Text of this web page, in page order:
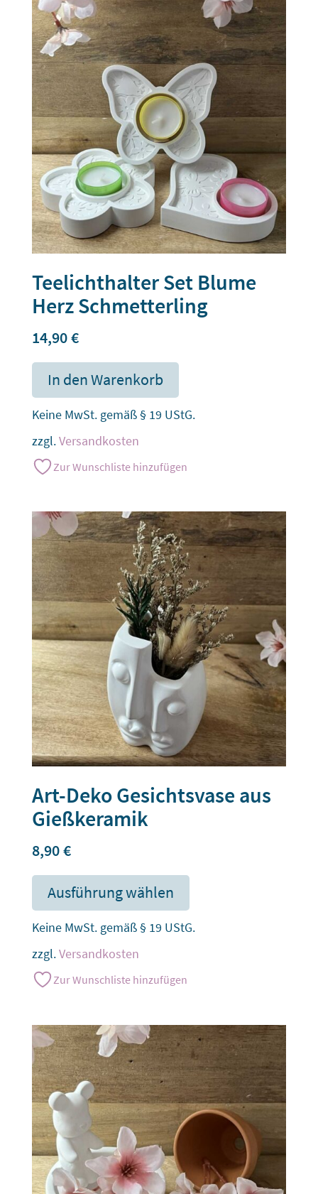
Teelichthalter Set Blume
Herz Schmetterling
14,90€
In den Warenkorb
Keine MwSt. gemäß § 19 UStG.
zzgl.Versandkosten
Zur Wunschliste hinzufügen
Art-Deko Gesichtsvase aus
Gießkeramik
8,90€
Ausführung wählen
Keine MwSt. gemäß § 19 UStG.
zzgl.Versandkosten
Zur Wunschliste hinzufügen